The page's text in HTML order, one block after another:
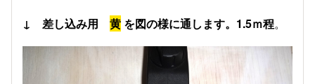
↓ 差し込み用 黄 を図の様に通します。1.5ｍ程。